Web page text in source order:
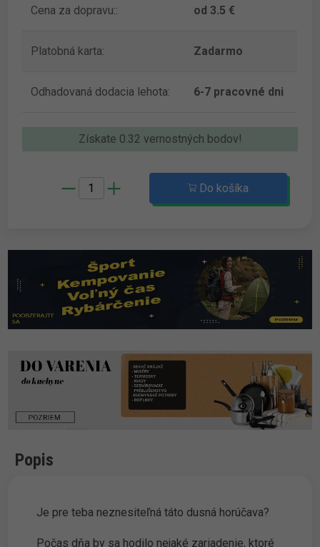
Cena za dopravu:: od 3.5 €
Platobná karta: Zadarmo
Odhadovaná dodacia lehota: 6-7 pracovné dni
Získate 0.32 vernostných bodov!
Do košíka
Popis
Je pre teba neznesiteľná táto dusná horúčava?
Počas dňa by sa hodilo nejaké zariadenie, ktoré